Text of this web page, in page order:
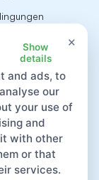
×
Show
details
and ads, to
our
your use of
and
with other
or that
services.